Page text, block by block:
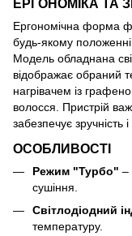
ЕРГОНОМІКА ТА
Ергономічна форма
будь-якому
Модель обладнана
відображає обраний
нагрівачем із
волосся. Пристрій
забезпечує зручність
ОСОБЛИВОСТІ
Режим "Турбо" –
сушіння.
Світлодіодний
температуру.